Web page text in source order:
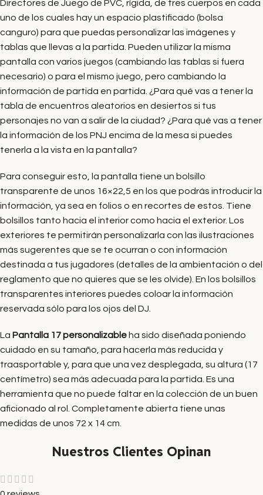
Directores de Juego de PVC, rígida, de tres cuerpos en cada
uno de los cuales hay un espacio plastificado (bolsa
canguro) para que puedas personalizar las imágenes y
tablas que llevas a la partida. Pueden utilizar la misma
pantalla con varios juegos (cambiando las tablas si fuera
necesario) o para el mismo juego, pero cambiando la
información de partida en partida. ¿Para qué vas a tener la
tabla de encuentros aleatorios en desiertos si tus
personajes no van a salir de la ciudad? ¿Para qué vas a tener
la información de los PNJ encima de la mesa si puedes
tenerla a la vista en la pantalla?
Para conseguir esto, la pantalla tiene un bolsillo
transparente de unos 16×22,5 en los que podrás introducir la
información, ya sea en folios o en recortes de estos. Tiene
bolsillos tanto hacia el interior como hacia el exterior. Los
exteriores te permitirán personalizarla con las ilustraciones
más sugerentes que se te ocurran o con información
destinada a tus jugadores (detalles de la ambientación o del
reglamento que no quieres que se les olvide). En los bolsillos
transparentes interiores puedes coloar la información
reservada sólo para los ojos del DJ.
La Pantalla 17 personalizableha sido diseñada poniendo
cuidado en su tamaño, para hacerla más reducida y
traasportable y, para que una vez desplegada, su altura (17
centímetro) sea más adecuada para la partida. Es una
herramienta que no puede faltar en la colección de un buen
aficionado al rol. Completamente abierta tiene unas
medidas de unos 72 x 14 cm.
Nuestros Clientes Opinan